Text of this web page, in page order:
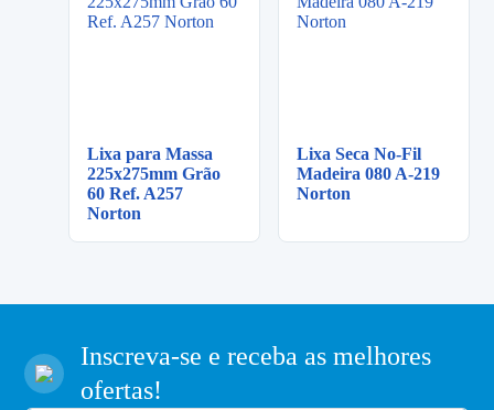
Lixa para Massa
225x275mm Grão
60 Ref. A257
Norton
Lixa Seca No-Fil
Madeira 080 A-219
Norton
Inscreva-se e receba as melhores
ofertas!